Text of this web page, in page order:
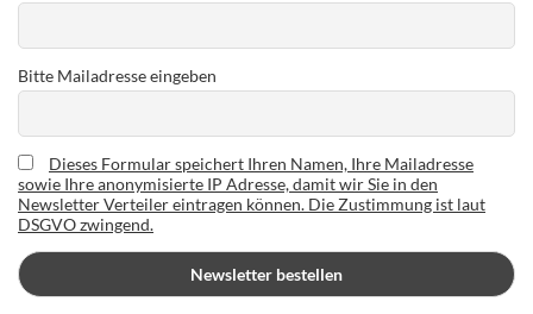
Bitte Mailadresse eingeben
Dieses Formular speichert Ihren Namen, Ihre Mailadresse
sowie Ihre anonymisierte IP Adresse, damit wir Sie in den
Newsletter Verteiler eintragen können. Die Zustimmung ist laut
DSGVO zwingend.